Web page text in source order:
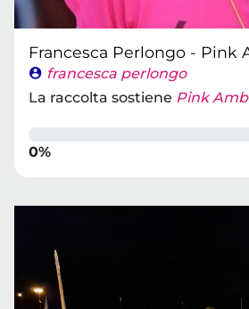
Francesca Perlongo - Pink
francesca perlongo
La raccolta sostiene Pink
0%